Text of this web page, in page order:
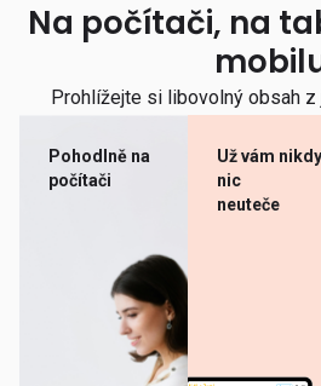
Na počítači, na
Prohlížejte si libovolný obsah
Pohodlně na
počítači
Už vám nikdy
nic
neuteče